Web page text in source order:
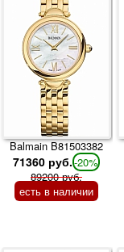
Balmain B81503382
71360 руб.-20%
89200 руб.
есть в наличии